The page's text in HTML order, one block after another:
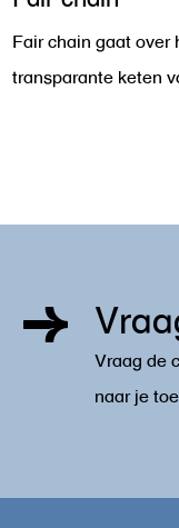
Fair chain gaat over
transparante keten
Vraag de
naar je